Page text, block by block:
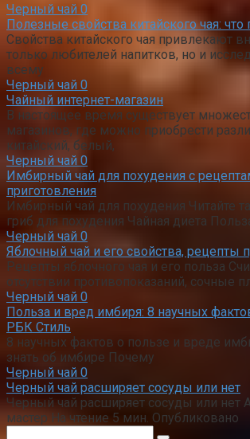
Черный чай 0
Полезные свойства китайского чая: что
Свойства китайского чая привлекают
только любителей напитков, но и
всему
Черный чай 0
Чайный интернет-магазин
В настоящее время существует
магазинов, где можно приобрести
китайский, белый,
Черный чай 0
Имбирный чай для похудения с
приготовления
Имбирный чай для похудения Читайте
гриб для похудения Чайная диета
Черный чай 0
Яблочный чай и его свойства, рецепты
Рецепты яблочного чая и его польза
отсутствии противопоказаний, сочные
Черный чай 0
Польза и вред имбиря: 8 научных
РБК Стиль
8 научных фактов о пользе и вреде
знать об имбире Почему
Черный чай 0
Черный чай расширяет сосуды или нет
Черный чай расширяет сосуды или нет
мастер На чтение 5 мин. Опубликовано